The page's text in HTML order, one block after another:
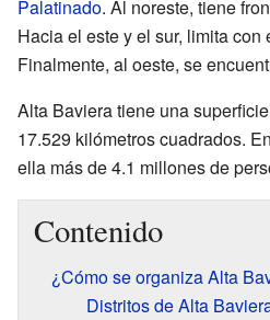
Palatinado. Al noreste, tiene
Hacia el este y el sur, limita con
Finalmente, al oeste, se
Alta Baviera tiene una
17.529 kilómetros cuadrados.
ella más de 4.1 millones de
Contenido
¿Cómo se organiza Alta
Distritos de Alta